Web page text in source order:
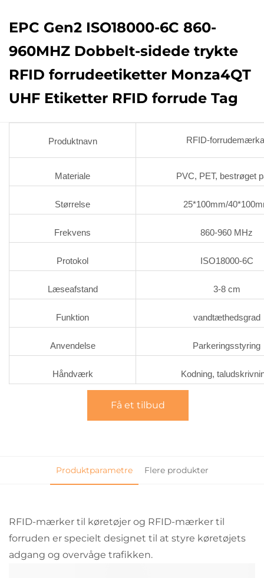
EPC Gen2 ISO18000-6C 860-
960MHZ Dobbelt-sidede trykte
RFID forrudeetiketter Monza4QT
UHF Etiketter RFID forrude Tag
Produktnavn RFID-
Materiale PVC, PET, bestrøget
Størrelse 25*100mm/
Frekvens 860-960 MHz
Protokol ISO18000-6C
Læseafstand 3-8 cm
Funktion vandtæthedsgrad
Anvendelse Parkeringsstyring
Håndværk Kodning,
Få et tilbud
Produktparametre Flere produkter
RFID-mærker til køretøjer og RFID-mærker til
forruden er specielt designet til at styre køretøjets
adgang og overvåge trafikken.